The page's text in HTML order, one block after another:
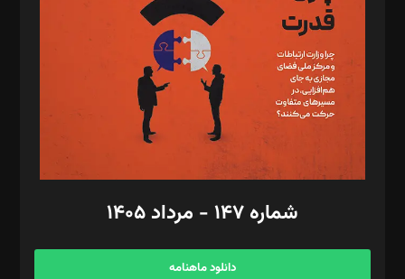
رستمی،مصطفی باستان
ویرایش: نگار استاد‌‌آقا
طراح یونیفرم: مجید توکلی
فیلمبرداری و عکاسی: امیر شفیعی، مانی لطفی زاده
گرافیک و صفحه‌آرایی: سید‌سبحان‌علی ثابت
مد‌یر توسعه تجاری: کامبیز برید‌
امور مالی: شاپور رهبری، محمد‌ کاظمی‌نیا
آگهی و مشترکین: ۰۹۱۹۹۹۹۰۴۵۴
شماره ۱۴۷ - مرداد ۱۴۰۵
دانلود ماهنامه